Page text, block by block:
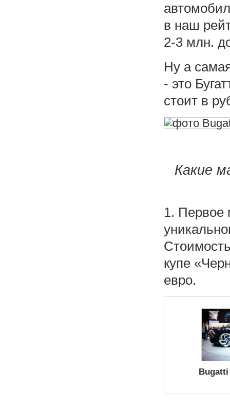
в наш
2-3 млн.
Ну а
- это
стоит в
Какие
1. Первое
купе
евро.